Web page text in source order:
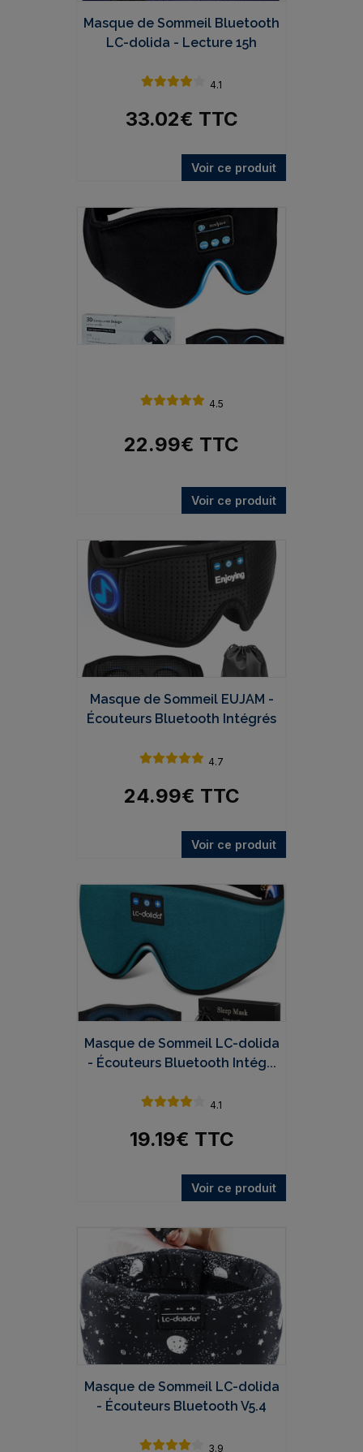
Masque de Sommeil Bluetooth
LC-dolida - Lecture 15h
4.1
33.02€ TTC
Voir ce produit
4.5
22.99€ TTC
Voir ce produit
Masque de Sommeil EUJAM -
Écouteurs Bluetooth Intégrés
4.7
24.99€ TTC
Voir ce produit
Masque de Sommeil LC-dolida
- Écouteurs Bluetooth Intég...
4.1
19.19€ TTC
Voir ce produit
Masque de Sommeil LC-dolida
- Écouteurs Bluetooth V5.4
3.9